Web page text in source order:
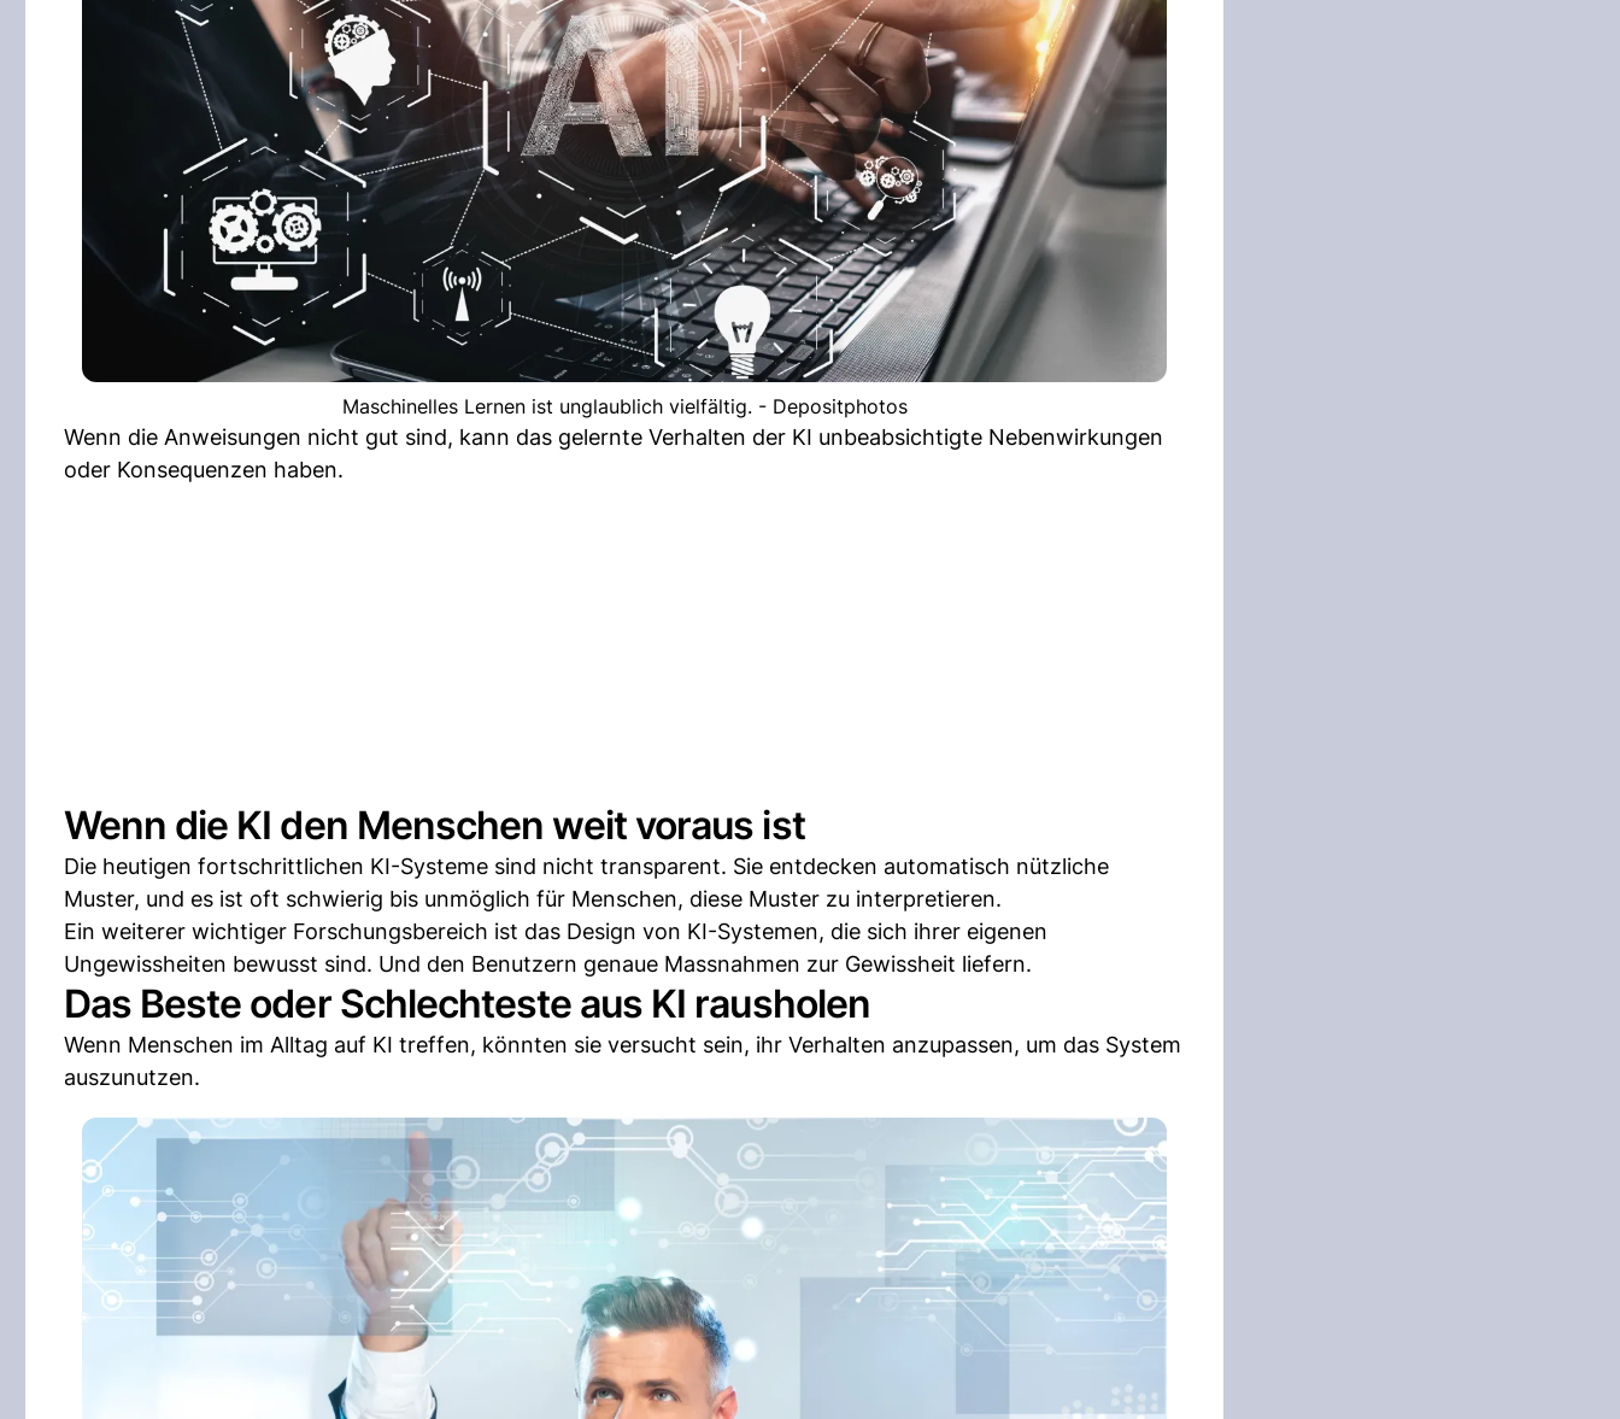
Maschinelles Lernen ist unglaublich vielfältig. - Depositphotos
Wenn die Anweisungen nicht gut sind, kann das gelernte Verhalten der KI unbeabsichtigte Nebenwirkungen
oder Konsequenzen haben.
Wenn die KI den Menschen weit voraus ist
Die heutigen fortschrittlichen KI-Systeme sind nicht transparent. Sie entdecken automatisch nützliche
Muster, und es ist oft schwierig bis unmöglich für Menschen, diese Muster zu interpretieren.
Ein weiterer wichtiger Forschungsbereich ist das Design von KI-Systemen, die sich ihrer eigenen
Ungewissheiten bewusst sind. Und den Benutzern genaue Massnahmen zur Gewissheit liefern.
Das Beste oder Schlechteste aus KI rausholen
Wenn Menschen im Alltag auf KI treffen, könnten sie versucht sein, ihr Verhalten anzupassen, um das System
auszunutzen.